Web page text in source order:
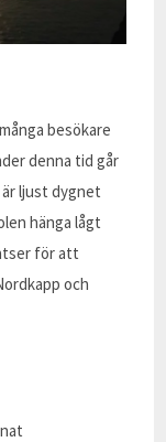
besökare
denna tid går
ljust dygnet
hänga lågt
för att
och